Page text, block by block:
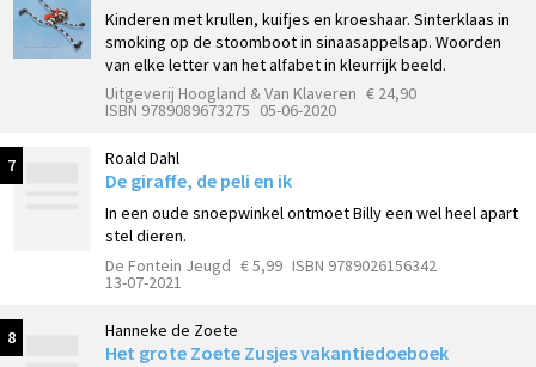
Kinderen met krullen, kuifjes en kroeshaar. Sinterklaas in
smoking op de stoomboot in sinaasappelsap. Woorden
van elke letter van het alfabet in kleurrijk beeld.
Uitgeverij Hoogland & Van Klaveren € 24,90
ISBN 9789089673275 05-06-2020
7 Roald Dahl
De giraffe, de peli en ik
In een oude snoepwinkel ontmoet Billy een wel heel apart
stel dieren.
De Fontein Jeugd € 5,99 ISBN 9789026156342
13-07-2021
8 Hanneke de Zoete
Het grote Zoete Zusjes vakantiedoeboek